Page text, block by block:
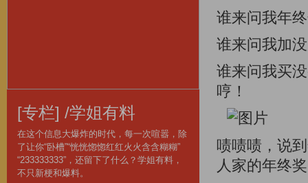
[专栏] /学姐有料
在这个信息大爆炸的时代，每一次喧嚣，除
了让你“卧槽”“恍恍惚惚红红火火含含糊糊”
“233333333”，还留下了什么？学姐有料，
不只新梗和爆料。
谁来问我年
谁来问我加
谁来问我买
哼！
啧啧啧，说
人家的年终